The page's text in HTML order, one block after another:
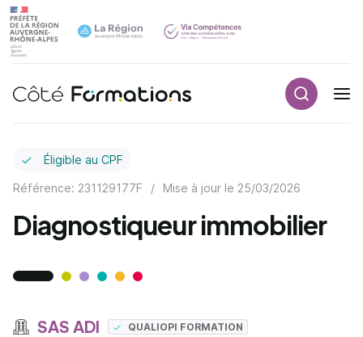
Navigation principale
Éligible au CPF
Référence: 231129177F / Mise à jour le 25/03/2026
Diagnostiqueur immobilier
SAS ADI QUALIOPI FORMATION